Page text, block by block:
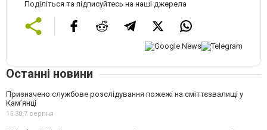
Поділіться та підписуйтесь на наші джерела
Останні новини
Призначено службове розслідування пожежі на сміттєзвалищі у
Кам’янці
15:30,7 серпня